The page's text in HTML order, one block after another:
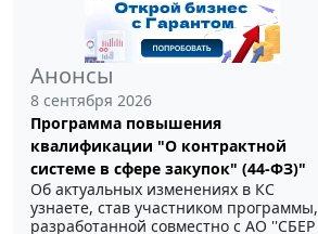
Анонсы
8 сентября 2026
Программа повышения
квалификации "О контрактной
системе в сфере закупок" (44-ФЗ)"
Об актуальных изменениях в КС
узнаете, став участником программы,
разработанной совместно с АО ''СБЕР